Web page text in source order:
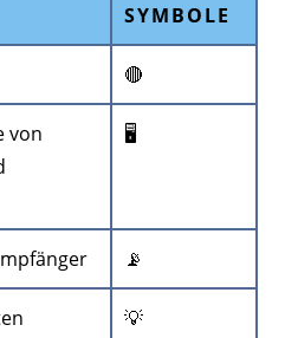
SYMBOLE
🔴
von
🖥️
📡
💡